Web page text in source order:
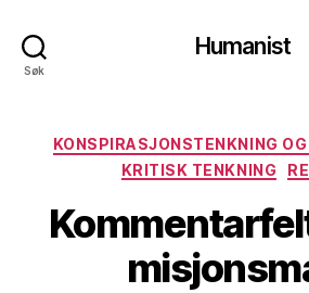
Søk
Humanist
KONSPIRASJONSTENKNING
KRITISK TENKNING